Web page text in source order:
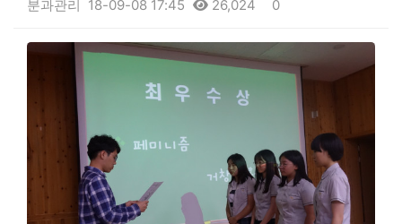
분과관리 18-09-08 17:45 26,024 0
본문